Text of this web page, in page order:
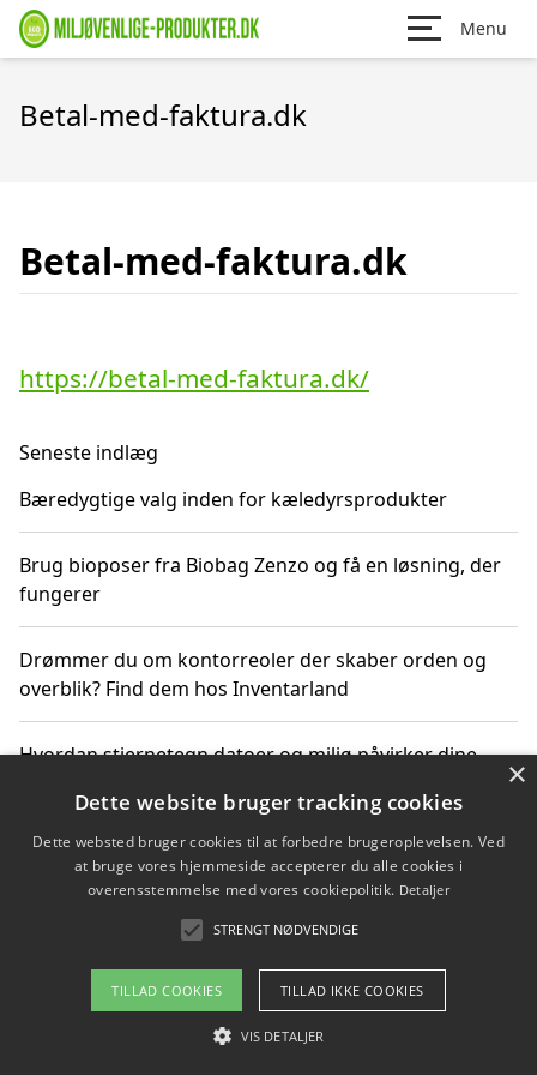
Menu
Betal-med-faktura.dk
Betal-med-faktura.dk
https://betal-med-faktura.dk/
Seneste indlæg
Bæredygtige valg inden for kæledyrsprodukter
Brug bioposer fra Biobag Zenzo og få en løsning, der
fungerer
Drømmer du om kontorreoler der skaber orden og
overblik? Find dem hos Inventarland
Hvordan stjernetegn datoer og miljø påvirker dine
Bæredygtige gadgets til en grønnere hverdag
Om / kontakt
Blog Betingelser
×
Dette website bruger tracking cookies
Dette websted bruger cookies til at forbedre brugeroplevelsen. Ved
at bruge vores hjemmeside accepterer du alle cookies i
overensstemmelse med vores cookiepolitik. Detaljer
STRENGT NØDVENDIGE
TILLAD COOKIES TILLAD IKKE COOKIES
VIS DETALJER